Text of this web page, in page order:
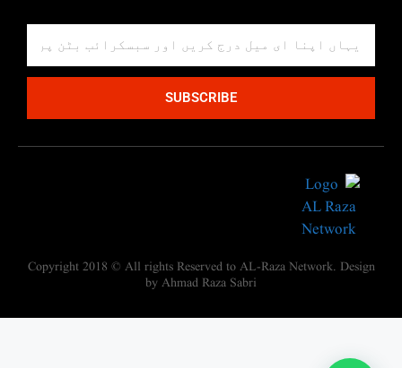
SUBSCRIBE
Copyright 2018 © All rights Reserved to AL-Raza Network. Design
by Ahmad Raza Sabri